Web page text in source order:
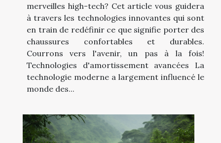
merveilles high-tech? Cet article vous guidera
à travers les technologies innovantes qui sont
en train de redéfinir ce que signifie porter des
chaussures confortables et durables.
Courrons vers l'avenir, un pas à la fois!
Technologies d'amortissement avancées La
technologie moderne a largement influencé le
monde des...